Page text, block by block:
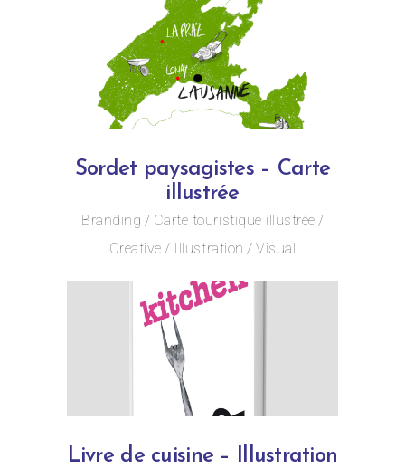
Sordet paysagistes – Carte
illustrée
Branding
Carte touristique illustrée
Creative
Illustration Visual
Livre de cuisine – Illustration